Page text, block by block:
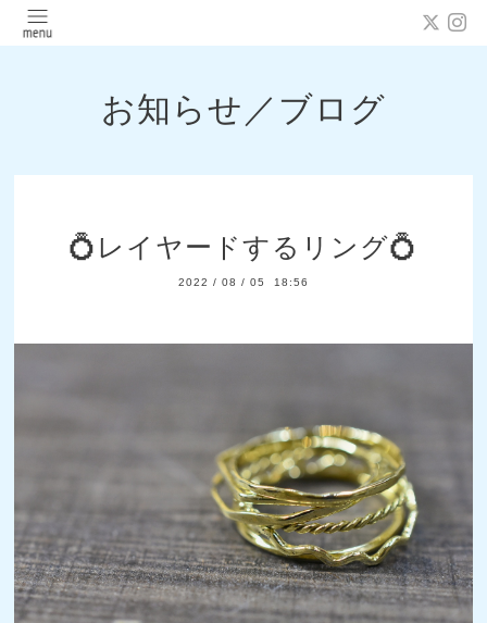
お知らせ／ブログ
💍レイヤードするリング💍
2022 / 08 / 05 18:56